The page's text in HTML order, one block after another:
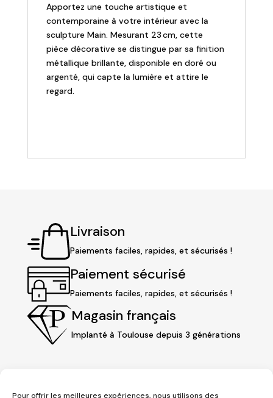
Pour offrir les meilleures expériences, nous utilisons des
Apportez une touche artistique et
contemporaine à votre intérieur avec la
sculpture Main. Mesurant 23 cm, cette
pièce décorative se distingue par sa finition
métallique brillante, disponible en doré ou
argenté, qui capte la lumière et attire le
regard.
Livraison
Paiements faciles, rapides, et sécurisés !
Paiement sécurisé
Paiements faciles, rapides, et sécurisés !
Magasin français
Implanté à Toulouse depuis 3 générations